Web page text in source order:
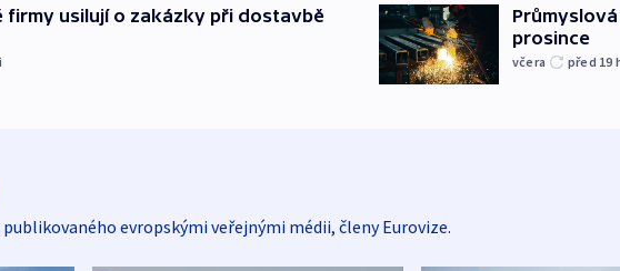
firmy usilují o zakázky při dostavbě
prosince
včera před 19
publikovaného evropskými veřejnými médii, členy Eurovize.